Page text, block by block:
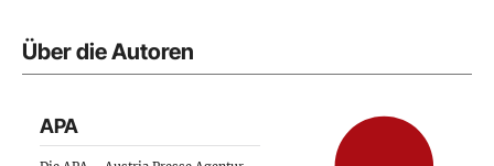
Über die Autoren
APA